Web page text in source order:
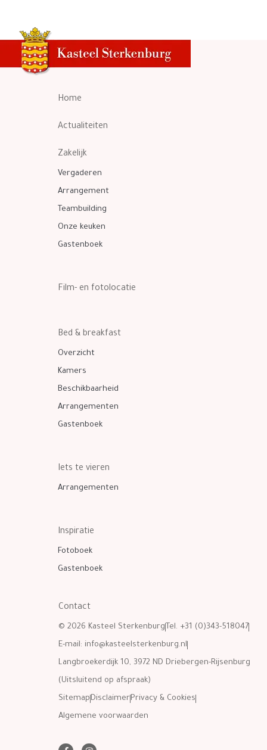
Home
Actualiteiten
Zakelijk
Vergaderen
Arrangement
Teambuilding
Onze keuken
Gastenboek
Film- en fotolocatie
Bed & breakfast
Overzicht
Kamers
Beschikbaarheid
Arrangementen
Gastenboek
Iets te vieren
Arrangementen
Inspiratie
Fotoboek
Gastenboek
Contact
© 2026 Kasteel Sterkenburg Tel. +31 (0)343-518047
E-mail: info@kasteelsterkenburg.nl
Langbroekerdijk 10, 3972 ND Driebergen-Rijsenburg
(Uitsluitend op afspraak)
Sitemap Disclaimer Privacy & Cookies
Algemene voorwaarden
F I